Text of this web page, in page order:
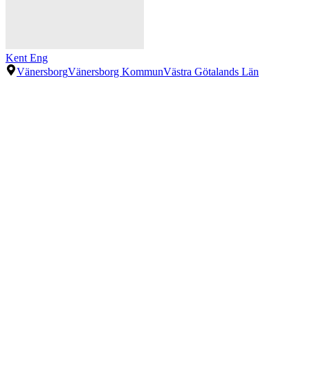
Kent Eng
VänersborgVänersborg KommunVästra Götalands Län